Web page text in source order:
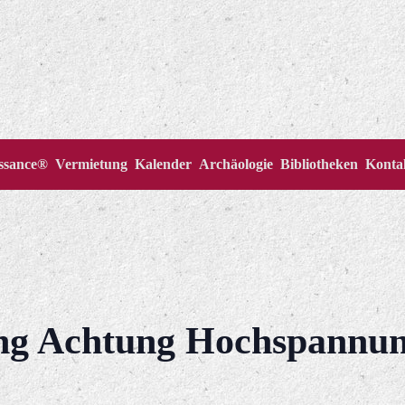
Vermietung Kalender Archäologie Bibliotheken
Achtung